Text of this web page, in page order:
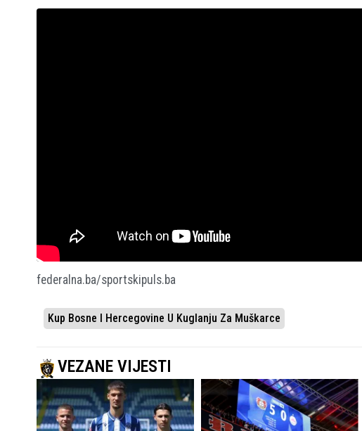
federalna.ba/sportskipuls.ba
Kup Bosne I Hercegovine U Kuglanju Za Muškarce
VEZANE VIJESTI